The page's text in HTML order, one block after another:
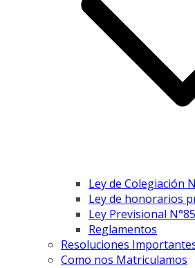
Ley de Colegiación
Ley de honorarios
Ley Previsional
Reglamentos
Resoluciones
Como nos Matriculamos